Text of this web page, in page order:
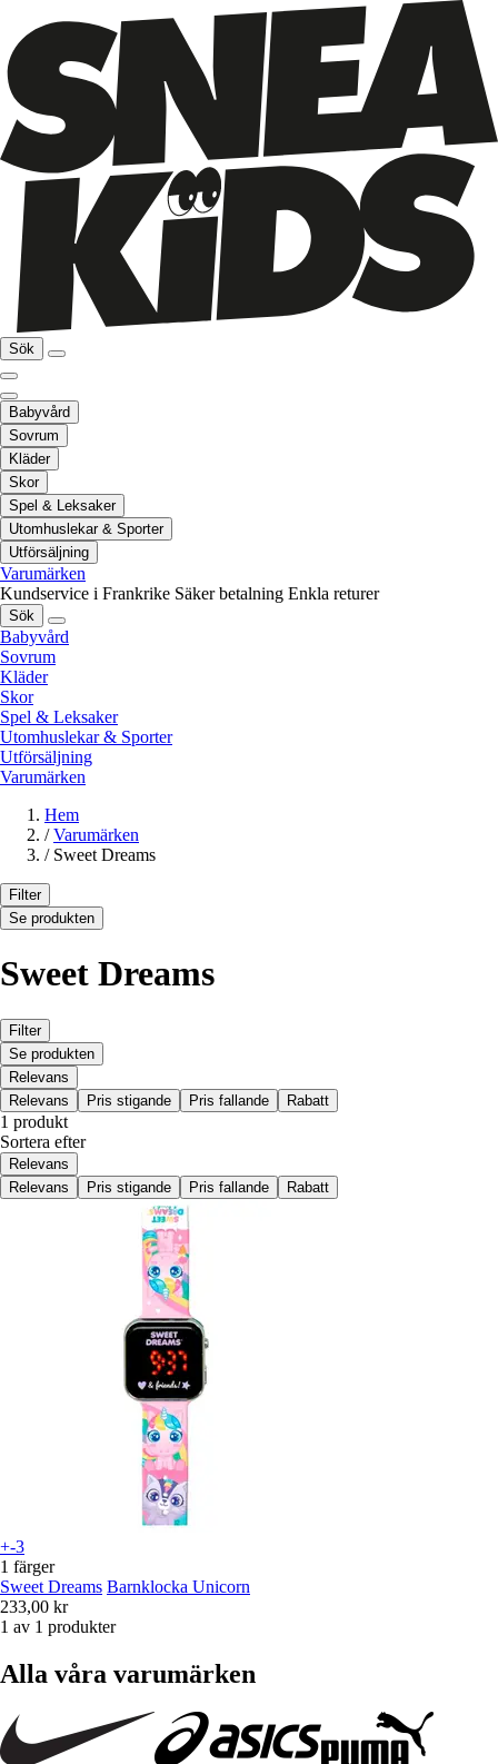
Sök
Babyvård
Sovrum
Kläder
Skor
Spel & Leksaker
Utomhuslekar & Sporter
Utförsäljning
Varumärken
Kundservice i Frankrike Säker betalning Enkla returer
Sök
Babyvård
Sovrum
Kläder
Skor
Spel & Leksaker
Utomhuslekar & Sporter
Utförsäljning
Varumärken
Hem
/ Varumärken
/ Sweet Dreams
Filter
Se produkten
Sweet Dreams
Filter
Se produkten
Relevans
Relevans
Pris stigande Pris fallande Rabatt
1 produkt
Sortera efter
Relevans
Relevans
Pris stigande Pris fallande Rabatt
+-3
1 färger
Sweet Dreams Barnklocka Unicorn
233,00 kr
1 av 1 produkter
Alla våra varumärken